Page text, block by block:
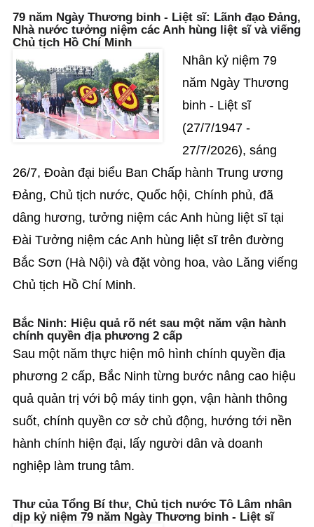
79 năm Ngày Thương binh - Liệt sĩ: Lãnh đạo Đảng,
Nhà nước tưởng niệm các Anh hùng liệt sĩ và viếng
Chủ tịch Hồ Chí Minh
Nhân kỷ niệm 79
năm Ngày Thương
binh - Liệt sĩ
(27/7/1947 -
27/7/2026), sáng
26/7, Đoàn đại biểu Ban Chấp hành Trung ương
Đảng, Chủ tịch nước, Quốc hội, Chính phủ, đã
dâng hương, tưởng niệm các Anh hùng liệt sĩ tại
Đài Tưởng niệm các Anh hùng liệt sĩ trên đường
Bắc Sơn (Hà Nội) và đặt vòng hoa, vào Lăng viếng
Chủ tịch Hồ Chí Minh.
Bắc Ninh: Hiệu quả rõ nét sau một năm vận hành
chính quyền địa phương 2 cấp
Sau một năm thực hiện mô hình chính quyền địa
phương 2 cấp, Bắc Ninh từng bước nâng cao hiệu
quả quản trị với bộ máy tinh gọn, vận hành thông
suốt, chính quyền cơ sở chủ động, hướng tới nền
hành chính hiện đại, lấy người dân và doanh
nghiệp làm trung tâm.
Thư của Tổng Bí thư, Chủ tịch nước Tô Lâm nhân
dịp kỷ niệm 79 năm Ngày Thương binh - Liệt sĩ